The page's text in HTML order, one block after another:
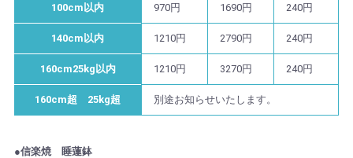
100cm以内 970円 1690円 240円
140cm以内 1210円 2790円 240円
160cm25kg以内 1210円 3270円 240円
160cm超 25kg超 別途お知らせいたします。
●信楽焼 睡蓮鉢